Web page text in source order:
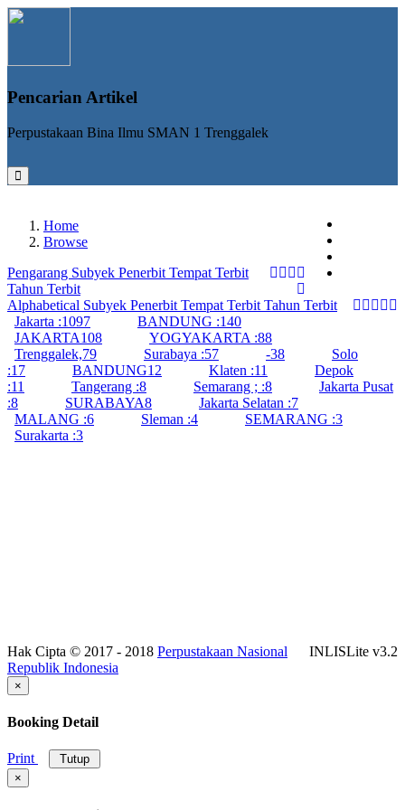
Pencarian Artikel
Perpustakaan Bina Ilmu SMAN 1 Trenggalek
Home
Browse
Pengarang Subyek Penerbit Tempat Terbit
Tahun Terbit
Alphabetical Subyek Penerbit Tempat Terbit Tahun Terbit
Jakarta :1097 BANDUNG :140
JAKARTA108 YOGYAKARTA :88
Trenggalek,79 Surabaya :57 -38
Solo
:17 BANDUNG12 Klaten :11
Depok
:11 Tangerang :8 Semarang ; :8
Jakarta Pusat
:8 SURABAYA8 Jakarta Selatan :7
MALANG :6 Sleman :4 SEMARANG :3
Surakarta :3
INLISLite v3.2
Hak Cipta © 2017 - 2018 Perpustakaan Nasional
Republik Indonesia
×
Booking Detail
Print
Tutup
×